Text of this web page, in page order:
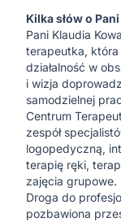
Kilka słów o
Pani Klaudia
terapeutka, która
działalność w
i wizja
samodzielnej
Centrum
zespół
logopedyczną,
terapię ręki,
zajęcia grupowe.
Droga do
pozbawiona